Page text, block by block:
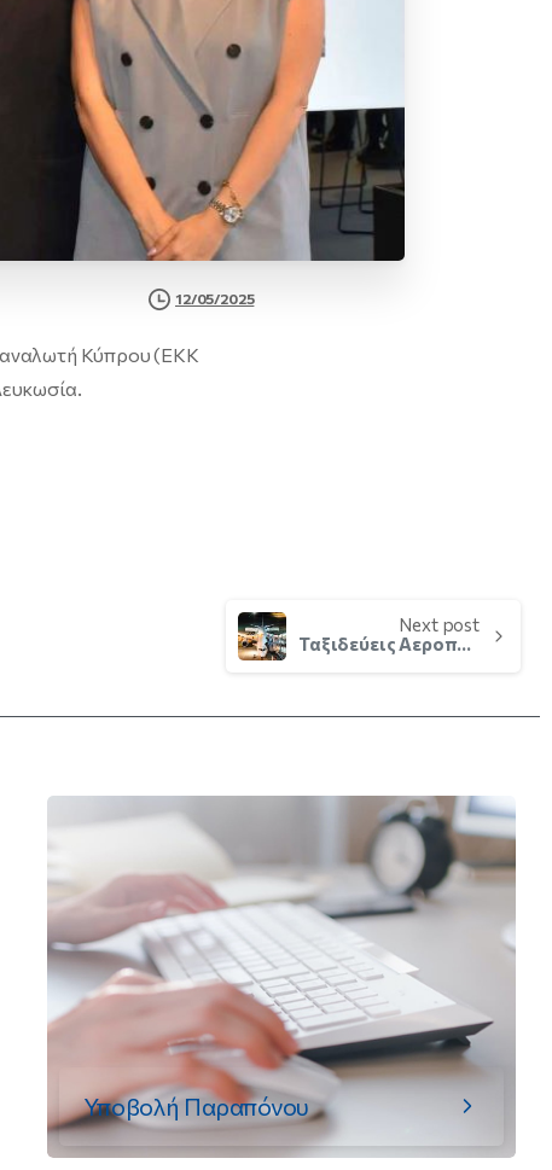
12/05/2025
Κύπρου (ΕΚΚ
Next post
Ταξιδεύεις Αεροπορικώς; Μάθε τα δικαιώματα σου! Διεκδίκησε τα!
Υποβολή Παραπόνου